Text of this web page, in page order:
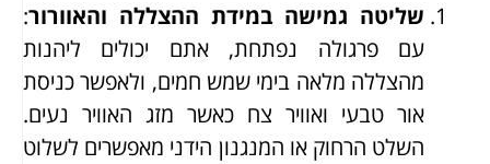
שליטה גמישה במידת ההצללה והאוורור:
עם פרגולה נפתחת, אתם יכולים ליהנות
מהצללה מלאה בימי שמש חמים, ולאפשר כניסת
אור טבעי ואוויר צח כאשר מזג האוויר נעים.
השלט הרחוק או המנגנון הידני מאפשרים לשלוט